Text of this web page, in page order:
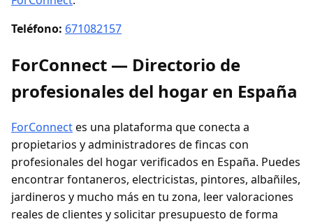
Teléfono: 671082157
ForConnect — Directorio de
profesionales del hogar en España
ForConnectes una plataforma que conecta a
propietarios y administradores de fincas con
profesionales del hogar verificados en España. Puedes
encontrar fontaneros, electricistas, pintores, albañiles,
jardineros y mucho más en tu zona, leer valoraciones
reales de clientes y solicitar presupuesto de forma